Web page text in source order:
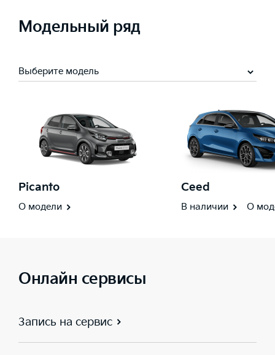
Модельный ряд
Выберите модель
Picanto
О модели
Ceed
В наличии О
Онлайн сервисы
Запись на сервис